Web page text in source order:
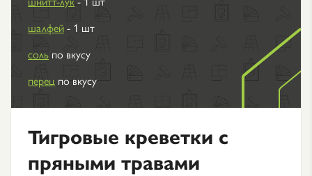
шалфей- 1 шт
соль по вкусу
перец по вкусу
Тигровые креветки с
пряными травами